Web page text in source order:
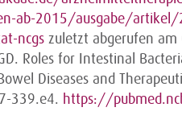
ab-2015/ausgabe/
ncgs zuletzt abgerufen
Roles for Intestinal
Diseases and
339.e4. https://